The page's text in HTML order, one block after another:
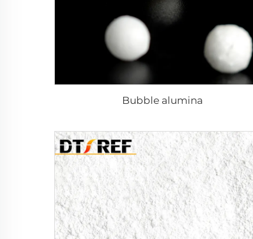
Bubble alumina